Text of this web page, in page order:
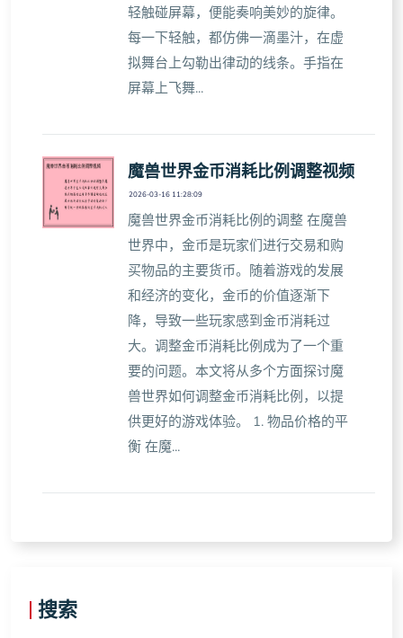
轻触碰屏幕，便能奏响美妙的旋律。
每一下轻触，都仿佛一滴墨汁，在虚
拟舞台上勾勒出律动的线条。手指在
屏幕上飞舞...
魔兽世界金币消耗比例调整视频
2026-03-16 11:28:09
魔兽世界金币消耗比例的调整 在魔兽
世界中，金币是玩家们进行交易和购
买物品的主要货币。随着游戏的发展
和经济的变化，金币的价值逐渐下
降，导致一些玩家感到金币消耗过
大。调整金币消耗比例成为了一个重
要的问题。本文将从多个方面探讨魔
兽世界如何调整金币消耗比例，以提
供更好的游戏体验。 1. 物品价格的平
衡 在魔...
搜索